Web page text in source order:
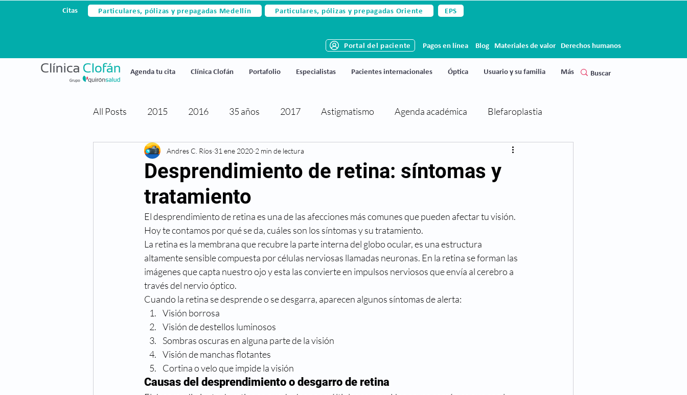
Citas Particulares, pólizas y prepagadas Medellín Particulares, pólizas y prepagadas Oriente EPS
Portal del paciente Pagos en línea Blog Materiales de valor Derechos humanos
Agenda tu cita Clínica Clofán Portafolio Especialistas Pacientes internacionales Óptica Usuario y su familia Más
All Posts 2015 2016 35 años 2017 Astigmatismo Agenda académica Blefaroplastia
Avances tecnológicos Certificaciones y reconocimientos Cirugía de párpados
Cirugia laser Cirugia refractiva
Cuidado de los ojos Congreso Directorio médico Enfermedades visuales
Fechas especiales Hipermetropia Historia La ciencia y la visión Mi nueva Visión Noticias
Oftalmologo Óptica
Desprendimiento de retina: síntomas y
tratamiento
Andres C. Ríos 31 ene 2020 2 min de lectura
El desprendimiento de retina es una de las afecciones más comunes que pueden afectar tu visión.
Hoy te contamos por qué se da, cuáles son los síntomas y su tratamiento.
La retina es la membrana que recubre la parte interna del globo ocular, es una estructura
altamente sensible compuesta por células nerviosas llamadas neuronas. En la retina se forman las
imágenes que capta nuestro ojo y esta las convierte en impulsos nerviosos que envía al cerebro a
través del nervio óptico.
Cuando la retina se desprende o se desgarra, aparecen algunos síntomas de alerta:
Visión borrosa
Visión de destellos luminosos
Sombras oscuras en alguna parte de la visión
Visión de manchas flotantes
Cortina o velo que impide la visión
Causas del desprendimiento o desgarro de retina